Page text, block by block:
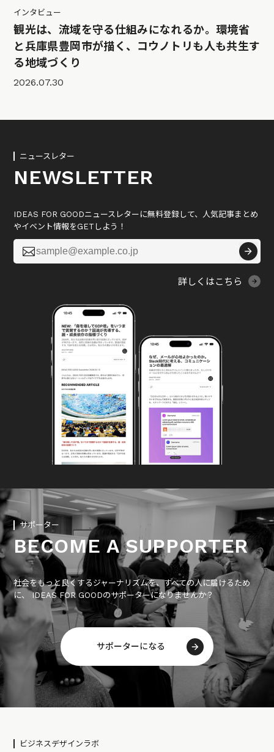
インタビュー
観光は、流域を守る仕組みになれるか。環境省
と兵庫県豊岡市が描く、コウノトリも人も共生す
る地域づくり
2026.07.30
ニュースレター
NEWSLETTER
IDEAS FOR GOODニュースレターに無料登録して、人気記事まとめ
やイベント情報をGETしよう！

詳しくはこちら
サポーター
BECOME A SUPPORTER
社会をもっと良くするジャーナリズムを、すべての人に届けるため
に、 IDEAS FOR GOODのサポーターになりませんか？
サポーターになる
ビジネスデザインラボ